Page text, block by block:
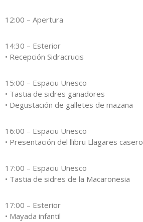
12:00 – Apertura
14:30 – Esterior
• Recepción Sidracrucis
15:00 – Espaciu Unesco
• Tastia de sidres ganadores
• Degustación de galletes de mazana
16:00 – Espaciu Unesco
• Presentación del llibru Llagares
17:00 – Espaciu Unesco
• Tastia de sidres de la Macaronesia
17:00 – Esterior
• Mayada infantil